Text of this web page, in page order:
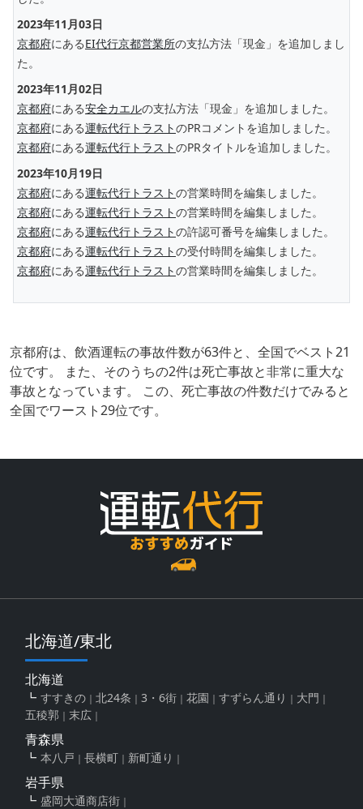
2023年11月03日
京都府にあるEI代行京都営業所の支払方法「現金」を追加しまし
た。
2023年11月02日
京都府にある安全カエルの支払方法「現金」を追加しました。
京都府にある運転代行トラストのPRコメントを追加しました。
京都府にある運転代行トラストのPRタイトルを追加しました。
2023年10月19日
京都府にある運転代行トラストの営業時間を編集しました。
京都府にある運転代行トラストの営業時間を編集しました。
京都府にある運転代行トラストの許認可番号を編集しました。
京都府にある運転代行トラストの受付時間を編集しました。
京都府にある運転代行トラストの営業時間を編集しました。
京都府は、飲酒運転の事故件数が63件と、全国でベスト21
位です。 また、そのうちの2件は死亡事故と非常に重大な
事故となっています。 この、死亡事故の件数だけでみると
全国でワースト29位です。
北海道/東北
北海道
すすきの 北24条 3・6街 花園 すずらん通り
大門
五稜郭
末広
青森県
本八戸 長横町 新町通り
岩手県
盛岡大通商店街